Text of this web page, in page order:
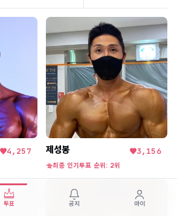
4,257 제성봉 3,156
최종 인기투표 순위: 2위
투표 공지 마이